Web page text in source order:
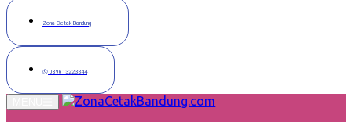
Zona Cetak Bandung
089613223344